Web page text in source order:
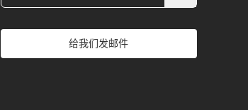
给我们发邮件